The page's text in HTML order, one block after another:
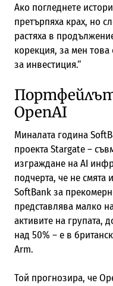
Ако погледнете
претърпяха крах, но
растяха в
корекция, за мен
за инвестиция.“
OpenAI
Миналата година
проекта Stargate –
изграждане на AI
подчерта, че не
SoftBank за
представлява малко
активите на групата,
над 50% – е в
Arm.
Той прогнозира, че